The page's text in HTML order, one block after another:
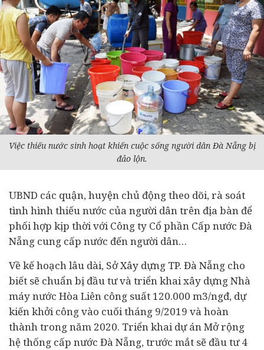
Việc thiếu nước sinh hoạt khiến cuộc sống người dân Đà Nẵng bị
đảo lộn.
UBND các quận, huyện chủ động theo dõi, rà soát
tình hình thiếu nước của người dân trên địa bàn để
phối hợp kịp thời với Công ty Cổ phần Cấp nước Đà
Nẵng cung cấp nước đến người dân…
Về kế hoạch lâu dài, Sở Xây dựng TP. Đà Nẵng cho
biết sẽ chuẩn bịđầu tưvà triển khai xây dựng Nhà
máy nước Hòa Liên công suất 120.000 m3/ngđ, dự
kiến khởi công vào cuối tháng 9/2019 và hoàn
thành trong năm 2020. Triển khaidự ánMở rộng
hệ thống cấp nước Đà Nẵng, trước mắt sẽ đầu tư 4